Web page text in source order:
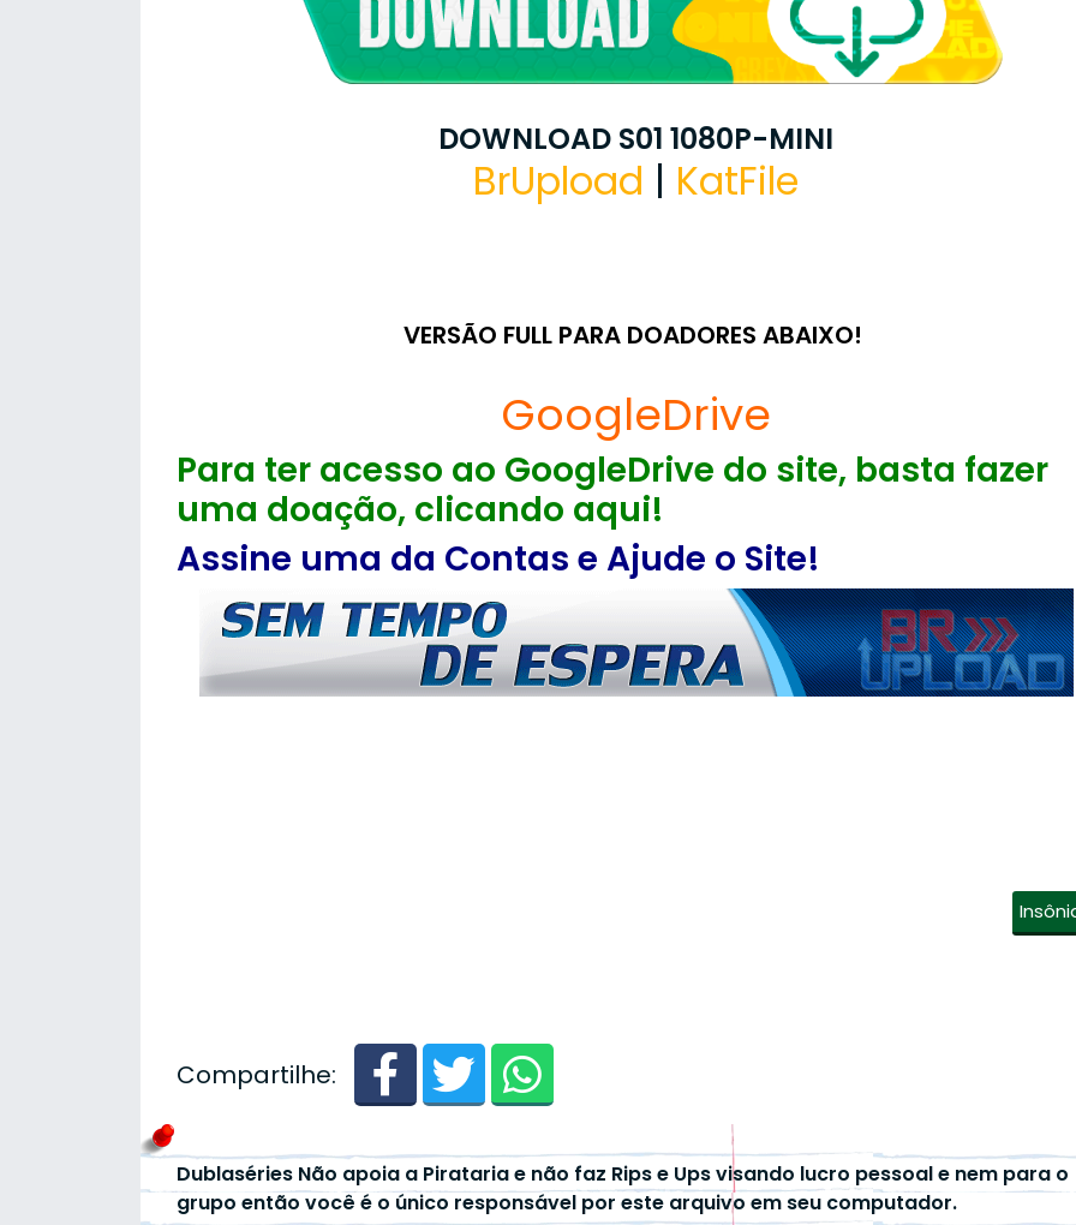
DOWNLOAD S01 1080P-MINI
BrUpload | KatFile
VERSÃO FULL PARA DOADORES ABAIXO!
GoogleDrive
Para ter acesso ao GoogleDrive do site, basta fazer
uma doação, clicando aqui!
Assine uma da Contas e Ajude o Site!
Compartilhe:
Dublaséries Não apoia a Pirataria e não faz Rips e Ups visando lucro pessoal e nem para o
grupo então você é o único responsável por este arquivo em seu computador.